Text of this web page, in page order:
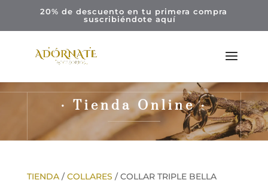
20% de descuento en tu primera compra
suscribiéndoteaquí
· Tienda Online ·
TIENDA/ COLLARES / COLLAR TRIPLE BELLA